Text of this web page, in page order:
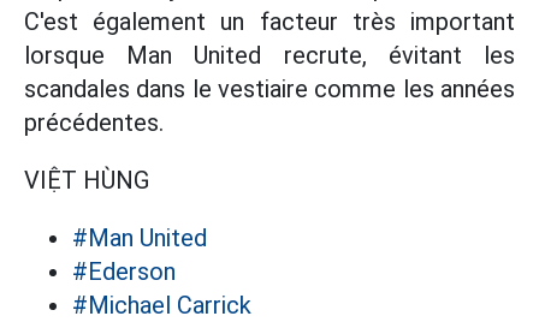
C'est également un facteur très important
lorsque Man United recrute, évitant les
scandales dans le vestiaire comme les années
précédentes.
VIỆT HÙNG
#Man United
#Ederson
#Michael Carrick